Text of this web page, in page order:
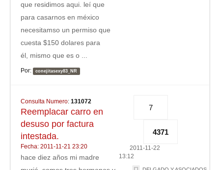
que residimos aqui. leí que
para casarnos en méxico
necesitamso un permiso que
cuesta $150 dolares para
él, mismo que es o ...
Por: conejitasexy83_NR
Consulta Numero: 131072
Reemplacar carro en
desuso por factura
intestada.
Fecha: 2011-11-21 23:20
hace diez años mi madre
7
4371
2011-11-22
13:12